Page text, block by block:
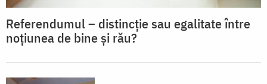
Referendumul – distincție sau egalitate între
noțiunea de bine și rău?